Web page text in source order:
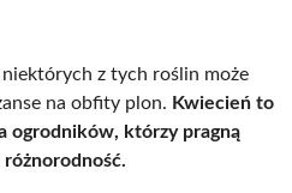
z tych roślin może
na obfity plon. Kwiecień to
ogrodników, którzy pragną